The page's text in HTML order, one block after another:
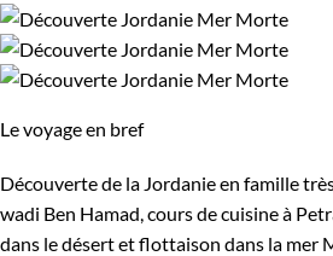
Le voyage en bref
Découverte de la Jordanie en famille
wadi Ben Hamad, cours de cuisine à
dans le désert et flottaison dans la mer